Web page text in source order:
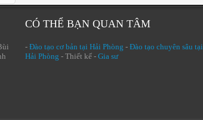
CÓ THỂ BẠN QUAN TÂM
- Đào tạo cơ bản tại Hải Phòng - Đào tạo chuyên sâu tại
Hải Phòng - Thiết kế - Gia sư